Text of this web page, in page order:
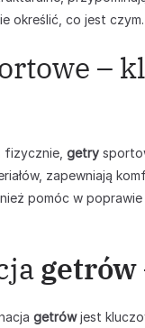
określić, co jest czym.
–
fizycznie, getry
zapewniają
pomóc w
getrów
getrówjest